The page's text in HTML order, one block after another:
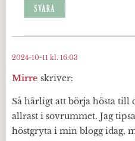
SVARA
Mirre skriver:
2024-10-11 kl. 16:03
Så härligt att börja hösta till
allrast i sovrummet. Jag
höstgryta i min blogg idag,